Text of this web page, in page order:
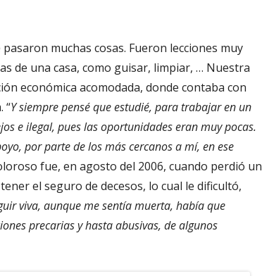
muchas cosas. Fueron lecciones muy
de una casa, como guisar, limpiar, … Nuestra
económica acomodada, donde contaba con
“Y siempre pensé que estudié, para trabajar en un
e ilegal, pues las oportunidades eran muy pocas.
por parte de los más cercanos a mí, en ese
fue, en agosto del 2006, cuando perdió un
el seguro de decesos, lo cual le dificultó,
viva, aunque me sentía muerta, había que
precarias y hasta abusivas, de algunos